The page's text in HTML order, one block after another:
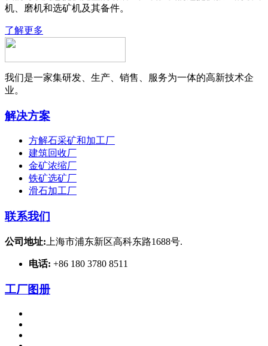
机、磨机和选矿机及其备件。
了解更多
我们是一家集研发、生产、销售、服务为一体的高新技术企
业。
解决方案
方解石采矿和加工厂
建筑回收厂
金矿浓缩厂
铁矿选矿厂
滑石加工厂
联系我们
公司地址: 上海市浦东新区高科东路1688号.
电话: +86 180 3780 8511
工厂图册